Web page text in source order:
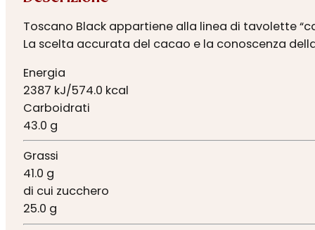
Toscano Black appartiene alla linea di tavolette
La scelta accurata del cacao e la conoscenza
Energia
2387 kJ/574.0 kcal
Carboidrati
43.0 g
Grassi
41.0 g
di cui zucchero
25.0 g